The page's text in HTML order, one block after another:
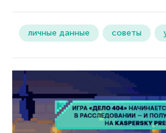
личные данные советы